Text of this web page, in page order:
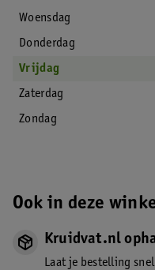
Woensdag
Donderdag
Vrijdag
Zaterdag
Zondag
Ook in deze
Kruidvat.nl
Laat je bestelling